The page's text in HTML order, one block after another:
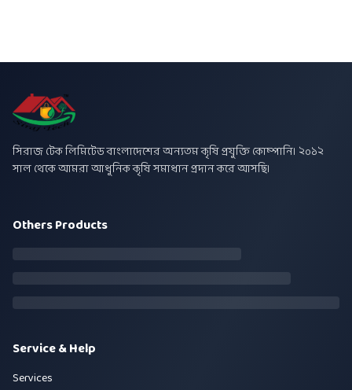
সিরাজ টেক লিমিটেড বাংলাদেশের অন্যতম কৃষি প্রযুক্তি কোম্পানি। ২০১২
সাল থেকে আমরা আধুনিক কৃষি সমাধান প্রদান করে আসছি।
Others Products
Service & Help
Services